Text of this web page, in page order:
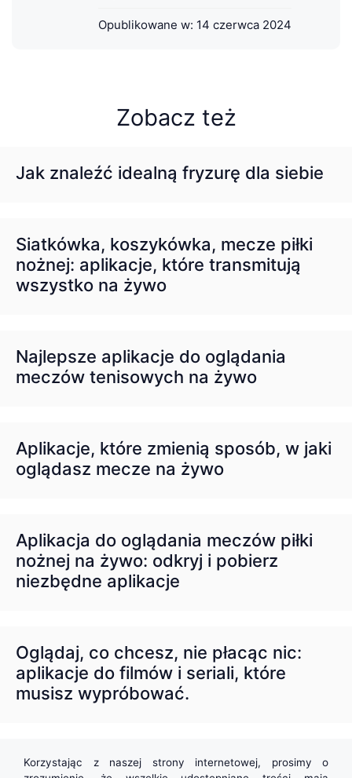
Opublikowane w: 14 czerwca 2024
Zobacz też
Jak znaleźć idealną fryzurę dla siebie
Siatkówka, koszykówka, mecze piłki
nożnej: aplikacje, które transmitują
wszystko na żywo
Najlepsze aplikacje do oglądania
meczów tenisowych na żywo
Aplikacje, które zmienią sposób, w jaki
oglądasz mecze na żywo
Aplikacja do oglądania meczów piłki
nożnej na żywo: odkryj i pobierz
niezbędne aplikacje
Oglądaj, co chcesz, nie płacąc nic:
aplikacje do filmów i seriali, które
musisz wypróbować.
Korzystając z naszej strony internetowej, prosimy o